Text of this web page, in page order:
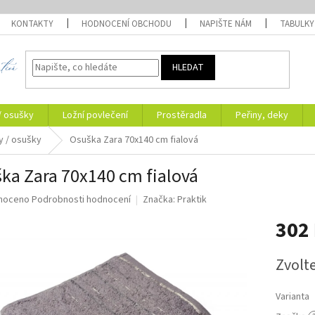
KONTAKTY HODNOCENÍ OBCHODU NAPIŠTE NÁM TABULKY
HLEDAT
osušky Ložní povlečení Prostěradla Peřiny, deky
/ osušky Osuška Zara 70x140 cm fialová
Zara 70x140 cm fialová
Podrobnosti hodnocení Značka: Praktik
302
cena:
Varianta